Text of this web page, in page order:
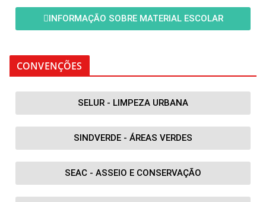
INFORMAÇÃO SOBRE MATERIAL ESCOLAR
CONVENÇÕES
SELUR - LIMPEZA URBANA
SINDVERDE - ÁREAS VERDES
SEAC - ASSEIO E CONSERVAÇÃO